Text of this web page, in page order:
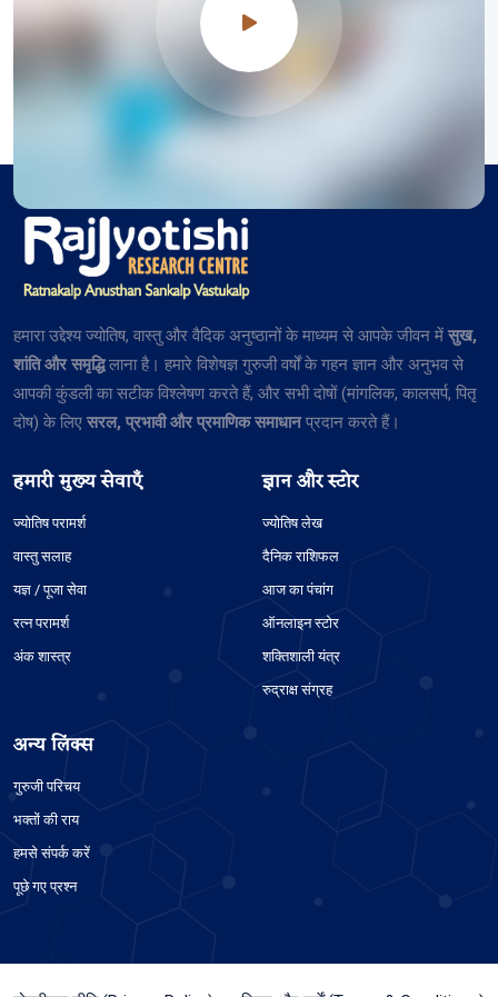
हमारा उद्देश्य ज्योतिष, वास्तु और वैदिक अनुष्ठानों के माध्यम से आपके जीवन में सुख,
शांति और समृद्धिलाना है। हमारे विशेषज्ञ गुरुजी वर्षों के गहन ज्ञान और अनुभव से
आपकी कुंडली का सटीक विश्लेषण करते हैं, और सभी दोषों (मांगलिक, कालसर्प, पितृ
दोष) के लिए सरल, प्रभावी और प्रमाणिक समाधानप्रदान करते हैं।
हमारी मुख्य सेवाएँ
ज्योतिष परामर्श
वास्तु सलाह
यज्ञ / पूजा सेवा
रत्न परामर्श
अंक शास्त्र
ज्ञान और स्टोर
ज्योतिष लेख
दैनिक राशिफल
आज का पंचांग
ऑनलाइन स्टोर
शक्तिशाली यंत्र
रुद्राक्ष संग्रह
अन्य लिंक्स
गुरुजी परिचय
भक्तों की राय
हमसे संपर्क करें
पूछे गए प्रश्न